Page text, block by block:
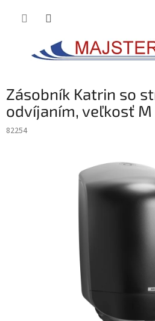
Zásobník Katrin so
odvíjaním, veľkosť M
82254